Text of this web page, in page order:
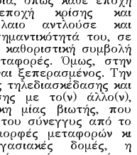
κρίσης και
αντλούσε και
του, σε
συμβολή
Όμως, στην
ξεπερασμένος. Την
και
με το(ν) άλλο(ν),
μίας βιωτής, που
σύνεγγυς από το
μεταφορών κι
δομές, η